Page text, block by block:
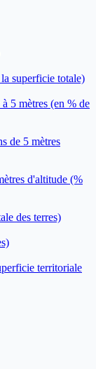
superficie totale)
5 mètres (en % de
de 5 mètres
d'altitude (%
des terres)
territoriale